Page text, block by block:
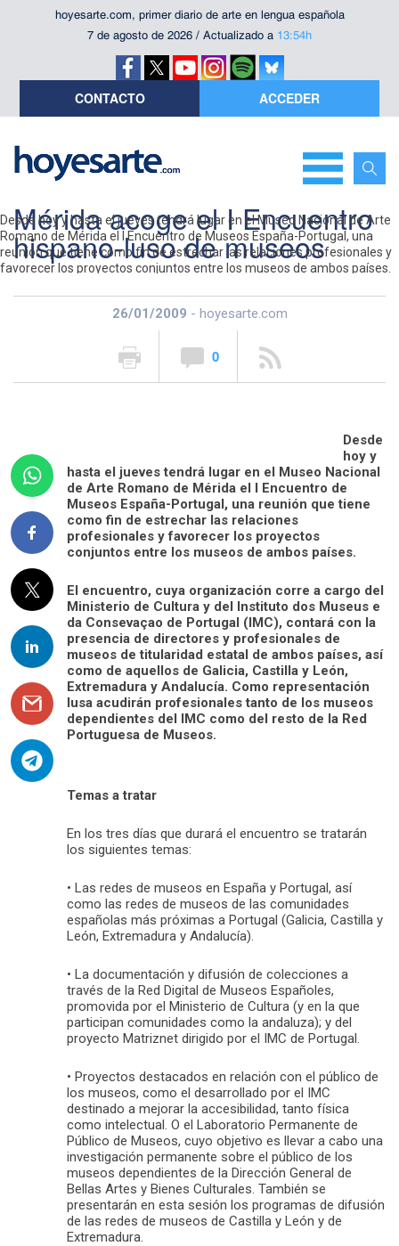
hoyesarte.com, primer diario de arte en lengua española
7 de agosto de 2026 / Actualizado a 13:54h
CONTACTO ACCEDER
Desde hoy y hasta el jueves tendrá lugar en el Museo Nacional de Arte
Romano de Mérida el I Encuentro de Museos España-Portugal, una
reunión que tiene como fin de estrechar las relaciones profesionales y
favorecer los proyectos conjuntos entre los museos de ambos países.
y del Instituto dos Museus e da Consevaçao de Portugal (IMC), contará
con la presencia de directores y profesionales de museos de
titularidad estatal de ambos países, así como de aquellos de Galicia,
Castilla y León, Extremadura y Andalucía. Como representación lusa
acudirán profesionales tanto de los museos dependientes del IMC
como del resto de la Red Portuguesa de Museos.
Mérida acoge el I Encuentro
hispano-luso de museos
26/01/2009 - hoyesarte.com
0
Desde
hoy y
hasta el jueves tendrá lugar en el Museo Nacional
de Arte Romano de Mérida el I Encuentro de
Museos España-Portugal, una reunión que tiene
como fin de estrechar las relaciones
profesionales y favorecer los proyectos
conjuntos entre los museos de ambos países.
El encuentro, cuya organización corre a cargo del
Ministerio de Cultura y del Instituto dos Museus e
da Consevaçao de Portugal (IMC), contará con la
presencia de directores y profesionales de
museos de titularidad estatal de ambos países, así
como de aquellos de Galicia, Castilla y León,
Extremadura y Andalucía. Como representación
lusa acudirán profesionales tanto de los museos
dependientes del IMC como del resto de la Red
Portuguesa de Museos.
Temas a tratar
En los tres días que durará el encuentro se tratarán
los siguientes temas:
• Las redes de museos en España y Portugal, así
como las redes de museos de las comunidades
españolas más próximas a Portugal (Galicia, Castilla y
León, Extremadura y Andalucía).
• La documentación y difusión de colecciones a
través de la Red Digital de Museos Españoles,
promovida por el Ministerio de Cultura (y en la que
participan comunidades como la andaluza); y del
proyecto Matriznet dirigido por el IMC de Portugal.
• Proyectos destacados en relación con el público de
los museos, como el desarrollado por el IMC
destinado a mejorar la accesibilidad, tanto física
como intelectual. O el Laboratorio Permanente de
Público de Museos, cuyo objetivo es llevar a cabo una
investigación permanente sobre el público de los
museos dependientes de la Dirección General de
Bellas Artes y Bienes Culturales. También se
presentarán en esta sesión los programas de difusión
de las redes de museos de Castilla y León y de
Extremadura.